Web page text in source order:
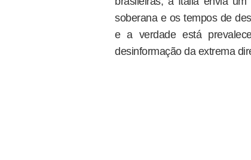
soberana e os tempos de
e a verdade está
desinformação da extrema